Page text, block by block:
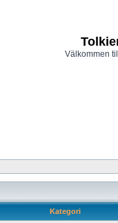
Välkommen
Kategori